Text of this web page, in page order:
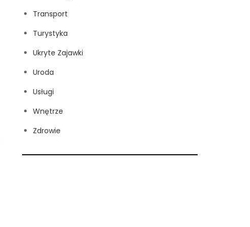
Transport
Turystyka
Ukryte Zajawki
Uroda
Usługi
Wnętrze
Zdrowie